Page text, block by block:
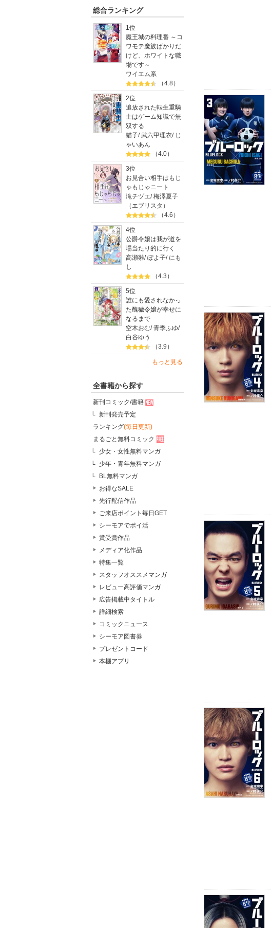
総合ランキング
1位
魔王城の料理番 ～コ
ワモテ魔族ばかりだ
けど、ホワイトな職
場です～
ワイエム系
（4.8）
2位
追放された転生重騎
士はゲーム知識で無
双する
猫子/武六甲理衣/ じ
ゃいあん
（4.0）
3位
お見合い相手はもじ
ゃもじゃニート
滝チヅエ/梅澤夏子
（エブリスタ）
（4.6）
4位
公爵令嬢は我が道を
場当たり的に行く
高瀬雛/ぽよ子/ にも
し
（4.3）
5位
誰にも愛されなかっ
た醜穢令嬢が幸せに
なるまで
空木おむ/青季ふゆ/
白谷ゆう
（3.9）
もっと見る
全書籍から探す
新刊コミック/書籍
新刊発売予定
ランキング(毎日更新)
まるごと無料コミック
少女・女性無料マンガ
少年・青年無料マンガ
BL無料マンガ
お得なSALE
先行配信作品
ご来店ポイント毎日GET
シーモアでポイ活
賞受賞作品
メディア化作品
特集一覧
スタッフオススメマンガ
レビュー高評価マンガ
広告掲載中タイトル
詳細検索
コミックニュース
シーモア図書券
プレゼントコード
本棚アプリ